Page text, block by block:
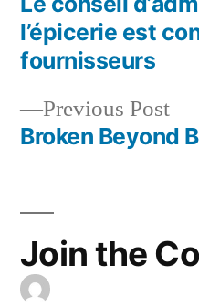
Post
navigation
Previous Post
Broken Beyond
l’épicerie est
fournisseurs
Join the